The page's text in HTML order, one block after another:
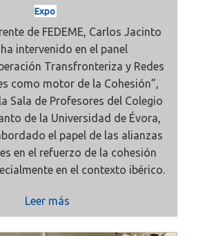
Expo
de FEDEME, Carlos Jacinto
intervenido en el panel
Transfronteriza y Redes
como motor de la Cohesión”,
Sala de Profesores del Colegio
de la Universidad de Évora,
el papel de las alianzas
en el refuerzo de la cohesión
en el contexto ibérico.
Leer más